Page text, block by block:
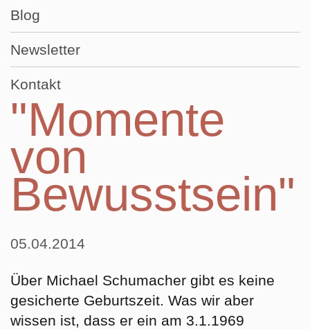
Blog
Newsletter
Kontakt
"Momente
von
Bewusstsein"
05.04.2014
Über Michael Schumacher gibt es keine
gesicherte Geburtszeit. Was wir aber
wissen ist, dass er ein am 3.1.1969